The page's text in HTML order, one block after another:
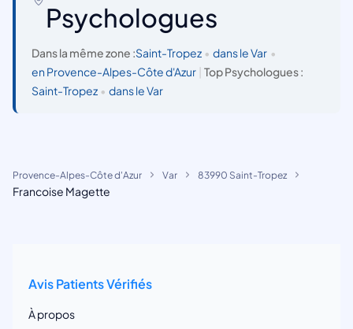
Psychologues
Dans la même zone :Saint-Tropez • dans le Var •
en Provence-Alpes-Côte d'Azur
Top Psychologues :
Saint-Tropez • dans le Var
Provence-Alpes-Côte d'Azur Var 83990 Saint-Tropez
Francoise Magette
Avis Patients Vérifiés
À propos